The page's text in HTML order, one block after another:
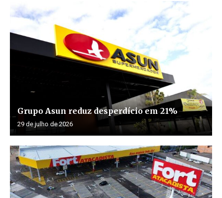
Grupo Asun reduz desperdício em 21%
29 de julho de 2026